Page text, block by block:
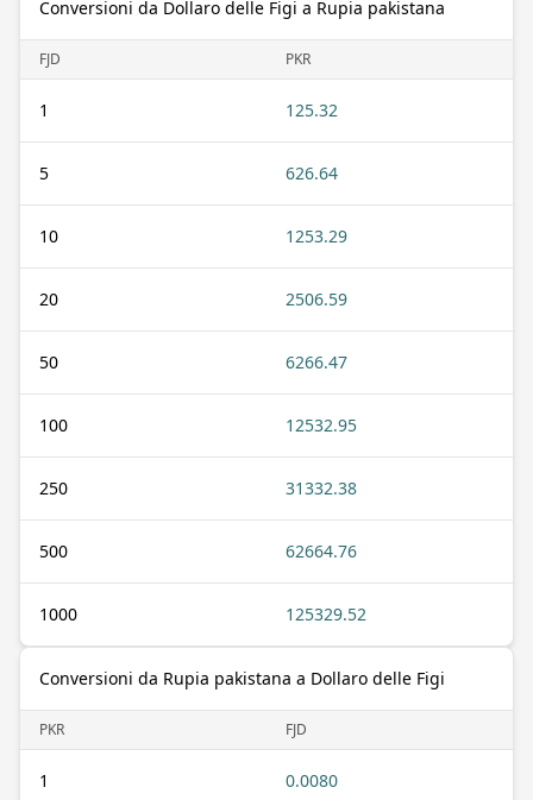
Conversioni da Dollaro delle Figi a Rupia pakistana
FJD PKR
1 125.32
5 626.64
10 1253.29
20 2506.59
50 6266.47
100 12532.95
250 31332.38
500 62664.76
1000 125329.52
Conversioni da Rupia pakistana a Dollaro delle Figi
PKR FJD
1 0.0080